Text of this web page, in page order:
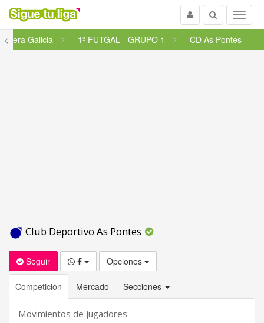
Menu
Buscar
Usuario
<
Galicia 1ª FUTGAL - GRUPO 1 CD As Pontes
Club Deportivo As Pontes
Seguir Opciones
Competición Mercado Secciones
Movimientos de jugadores